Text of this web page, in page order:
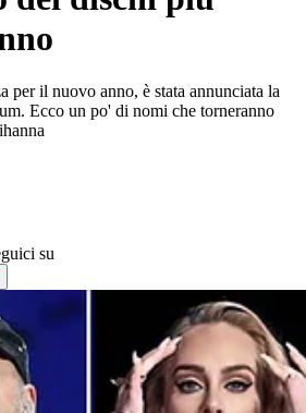
per il nuovo anno, è stata annunciata la
Ecco un po' di nomi che torneranno
su